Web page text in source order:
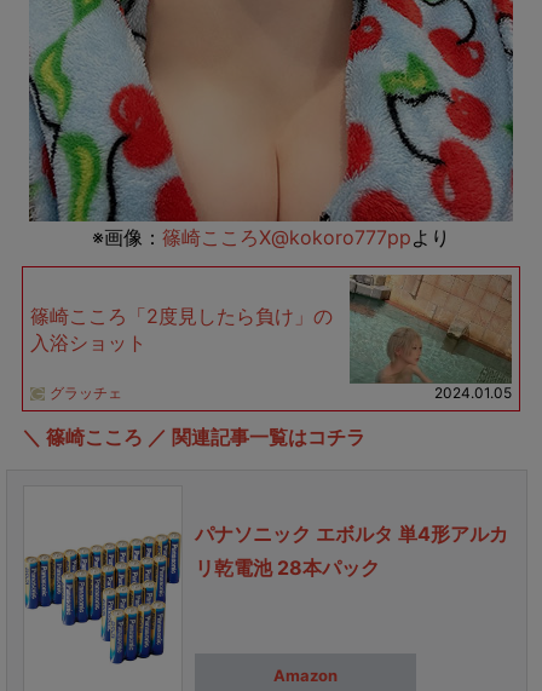
※画像： 篠崎こころX@kokoro777ppより
篠崎こころ「2度見したら負け」の
入浴ショット
グラッチェ 2024.01.05
＼ 篠崎こころ ／ 関連記事一覧はコチラ
パナソニック エボルタ 単4形アルカ
リ乾電池 28本パック
Amazon